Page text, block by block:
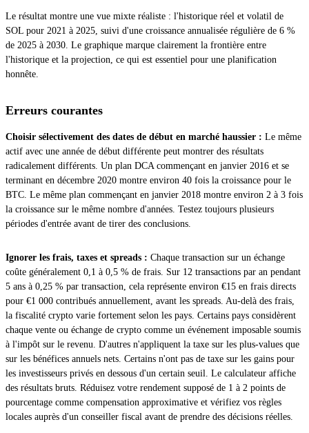
Le résultat montre une vue mixte réaliste : l'historique réel et volatil de
SOL pour 2021 à 2025, suivi d'une croissance annualisée régulière de 6 %
de 2025 à 2030. Le graphique marque clairement la frontière entre
l'historique et la projection, ce qui est essentiel pour une planification
honnête.
Erreurs courantes
Choisir sélectivement des dates de début en marché haussier : Le même
actif avec une année de début différente peut montrer des résultats
radicalement différents. Un plan DCA commençant en janvier 2016 et se
terminant en décembre 2020 montre environ 40 fois la croissance pour le
BTC. Le même plan commençant en janvier 2018 montre environ 2 à 3 fois
la croissance sur le même nombre d'années. Testez toujours plusieurs
périodes d'entrée avant de tirer des conclusions.
Ignorer les frais, taxes et spreads : Chaque transaction sur un échange
coûte généralement 0,1 à 0,5 % de frais. Sur 12 transactions par an pendant
5 ans à 0,25 % par transaction, cela représente environ €15 en frais directs
pour €1 000 contribués annuellement, avant les spreads. Au-delà des frais,
la fiscalité crypto varie fortement selon les pays. Certains pays considèrent
chaque vente ou échange de crypto comme un événement imposable soumis
à l'impôt sur le revenu. D'autres n'appliquent la taxe sur les plus-values que
sur les bénéfices annuels nets. Certains n'ont pas de taxe sur les gains pour
les investisseurs privés en dessous d'un certain seuil. Le calculateur affiche
des résultats bruts. Réduisez votre rendement supposé de 1 à 2 points de
pourcentage comme compensation approximative et vérifiez vos règles
locales auprès d'un conseiller fiscal avant de prendre des décisions réelles.